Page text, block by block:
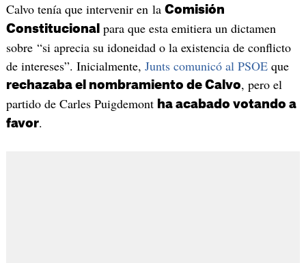
Calvo tenía que intervenir en la Comisión
Constitucional para que esta emitiera un dictamen
sobre “si aprecia su idoneidad o la existencia de conflicto
de intereses”. Inicialmente, Junts comunicó al PSOEque
rechazaba el nombramiento de Calvo, pero el
partido de Carles Puigdemont ha acabado votando a
favor.